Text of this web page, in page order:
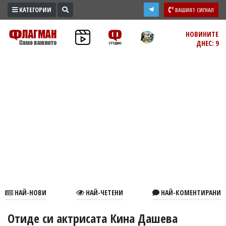
ПРОМО
ЗОНА
В
КАТЕГОРИИ ВАШИЯТ СИГНАЛ
НОВИНИТЕ
ДНЕС: 9
НАЙ-НОВИ НАЙ-ЧЕТЕНИ НАЙ-КОМЕНТИРАНИ
Отиде си актрисата Кина Дашева